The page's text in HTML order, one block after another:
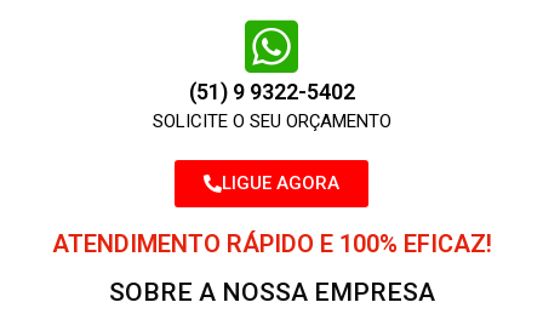
(51) 9 9322-5402
SOLICITE O SEU ORÇAMENTO
LIGUE AGORA
ATENDIMENTO RÁPIDO E 100% EFICAZ!
SOBRE A NOSSA EMPRESA